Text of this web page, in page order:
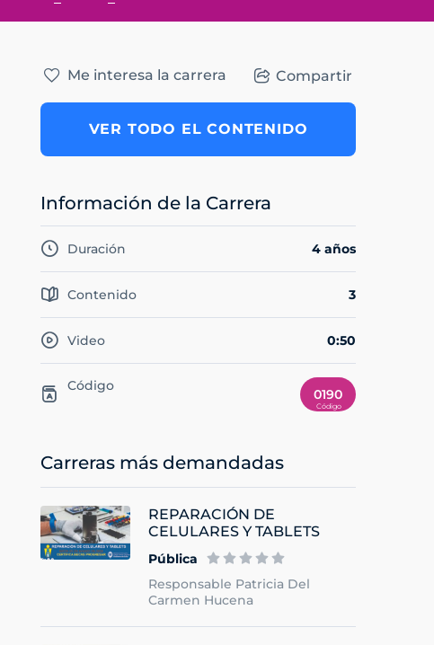
Me interesa la carrera Compartir
VER TODO EL CONTENIDO
Información de la Carrera
Duración 4 años
Contenido 3
Video 0:50
Código
0190
Carreras más demandadas
REPARACIÓN DE
CELULARES Y TABLETS
Pública
Responsable Patricia Del
Carmen Hucena